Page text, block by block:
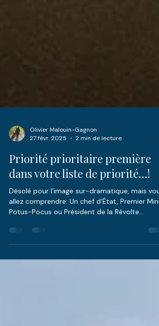
Olivier Malouin-Gagnon
27 févr. 2025
2 min de lecture
Priorité prioritaire première
dans votre liste de priorité…!
allez comprendre: Un chef d’État, Premier